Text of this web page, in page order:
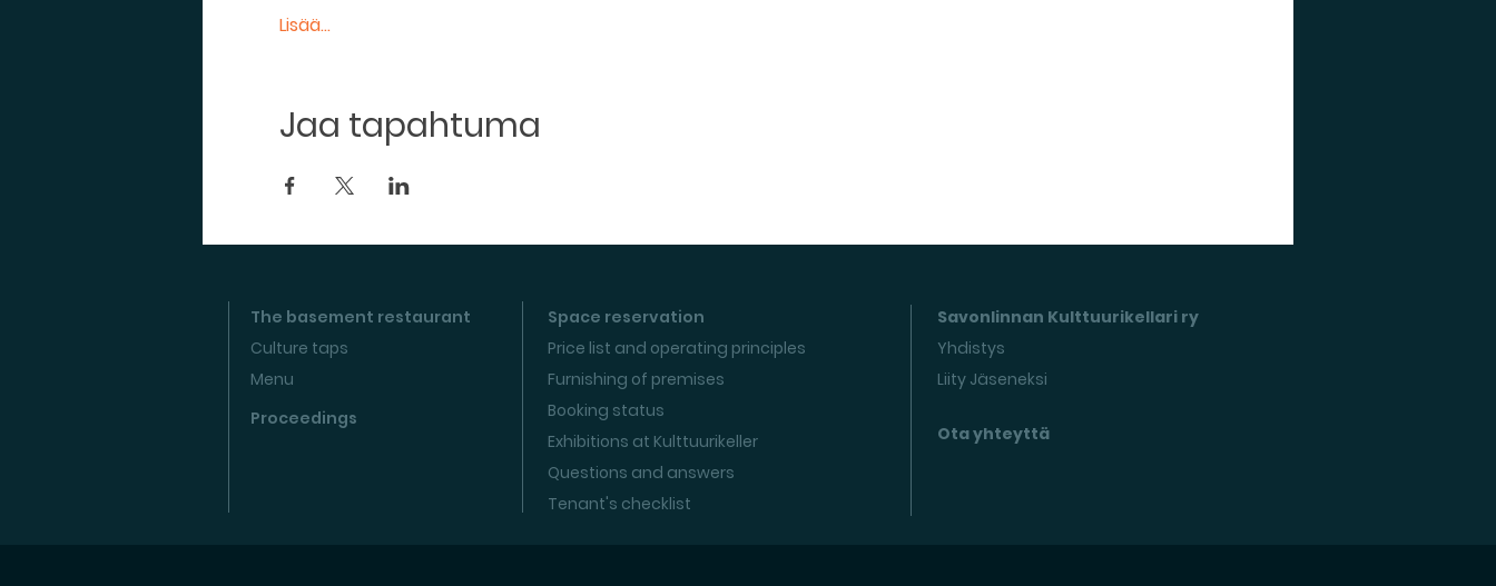
Lisää...
Jaa tapahtuma
The basement restaurant
Culture taps
Menu
Proceedings
Space reservation
Price list and operating principles
Furnishing of premises
Booking status
Exhibitions at Kulttuurikeller
Questions and answers
Tenant's checklist
Savonlinnan Kulttuurikellari ry
Yhdistys
Liity Jäseneksi
Ota yhteyttä